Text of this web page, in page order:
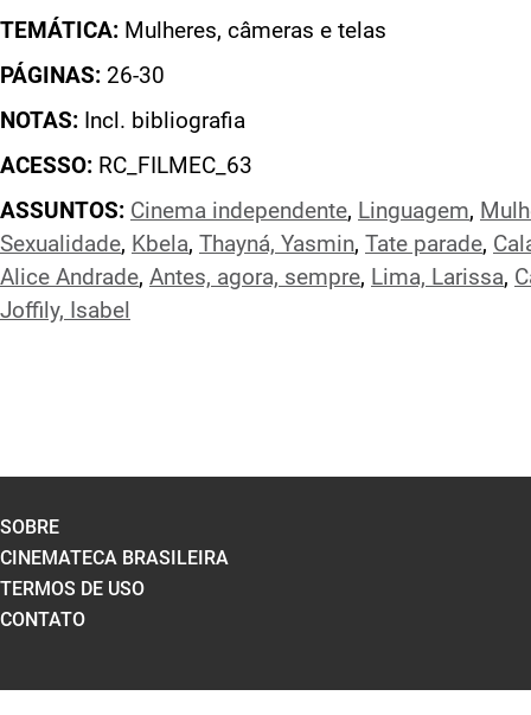
TEMÁTICA: Mulheres, câmeras e telas
PÁGINAS: 26-30
NOTAS: Incl. bibliografia
ACESSO: RC_FILMEC_63
ASSUNTOS: Cinema independente, Linguagem,
Sexualidade, Kbela, Thayná, Yasmin, Tate parade,
Alice Andrade, Antes, agora, sempre, Lima, Larissa,
Joffily, Isabel
SOBRE
CINEMATECA BRASILEIRA
TERMOS DE USO
CONTATO